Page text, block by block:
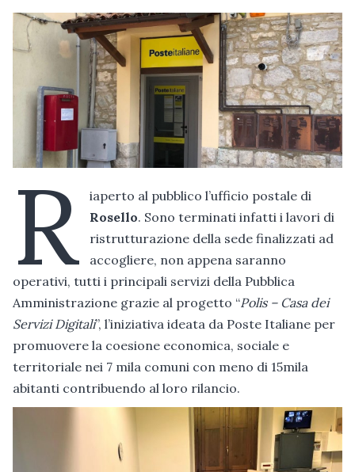
R
iaperto al pubblico l’ufficio postale di
Rosello. Sono terminati infatti i lavori di
ristrutturazione della sede finalizzati ad
accogliere, non appena saranno
operativi, tutti i principali servizi della Pubblica
Amministrazione grazie al progetto “Polis – Casa dei
Servizi Digitali”, l’iniziativa ideata da Poste Italiane per
promuovere la coesione economica, sociale e
territoriale nei 7 mila comuni con meno di 15mila
abitanti contribuendo al loro rilancio.